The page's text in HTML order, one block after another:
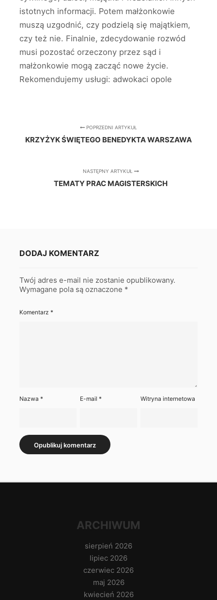
istotnych informacji. Potem małżonkowie
muszą uzgodnić, czy podzielą się majątkiem,
czy też nie. Finalnie, zdecydowanie rozwód
musi pozostać orzeczony przez sąd i
małżonkowie mogą zacząć nowe życie.
Rekomendujemy usługi: adwokaci opole
POPRZEDNI ARTYKUŁ
KRZYŻYK ŚWIĘTEGO BENEDYKTA WARSZAWA
NASTĘPNY ARTYKUŁ
TEMATY PRAC MAGISTERSKICH
DODAJ KOMENTARZ
Twój adres e-mail nie zostanie opublikowany.
Wymagane pola są oznaczone *
Komentarz *
Nazwa * E-mail* Witryna internetowa
ARCHIWUM
sierpień 2026
lipiec 2026
czerwiec 2026
maj 2026
kwiecień 2026